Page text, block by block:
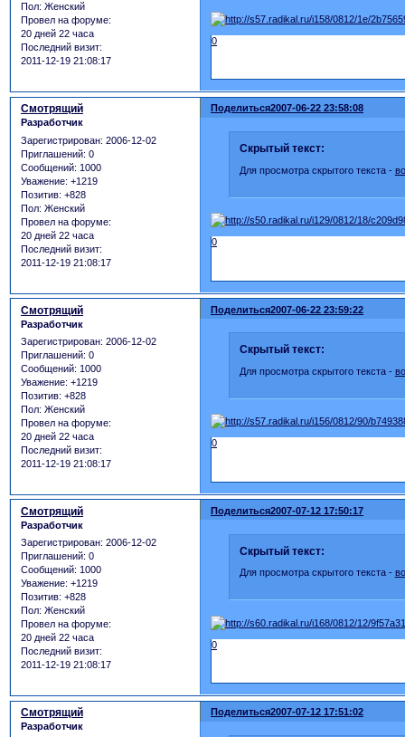
Пол: Женский
Провел на форуме:
20 дней 22 часа
Последний визит:
2011-12-19 21:08:17
0
Поделиться2007-06-22 23:58:08
Смотрящий
Разработчик
Зарегистрирован: 2006-12-02
Приглашений: 0
Сообщений: 1000
Уважение: +1219
Позитив: +828
Пол: Женский
Провел на форуме:
20 дней 22 часа
Последний визит:
2011-12-19 21:08:17
Скрытый текст:
Для просмотра скрытого текста -
0
Поделиться2007-06-22 23:59:22
Смотрящий
Разработчик
Зарегистрирован: 2006-12-02
Приглашений: 0
Сообщений: 1000
Уважение: +1219
Позитив: +828
Пол: Женский
Провел на форуме:
20 дней 22 часа
Последний визит:
2011-12-19 21:08:17
Скрытый текст:
Для просмотра скрытого текста -
0
Поделиться2007-07-12 17:50:17
Смотрящий
Разработчик
Зарегистрирован: 2006-12-02
Приглашений: 0
Сообщений: 1000
Уважение: +1219
Позитив: +828
Пол: Женский
Провел на форуме:
20 дней 22 часа
Последний визит:
2011-12-19 21:08:17
Скрытый текст:
Для просмотра скрытого текста -
0
Поделиться2007-07-12 17:51:02
Смотрящий
Разработчик